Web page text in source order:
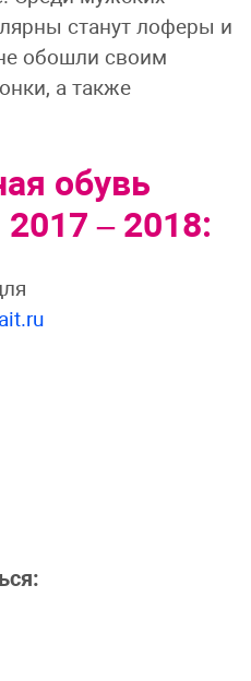
станут лоферы и
обошли своим
а также
обувь
– 2018: